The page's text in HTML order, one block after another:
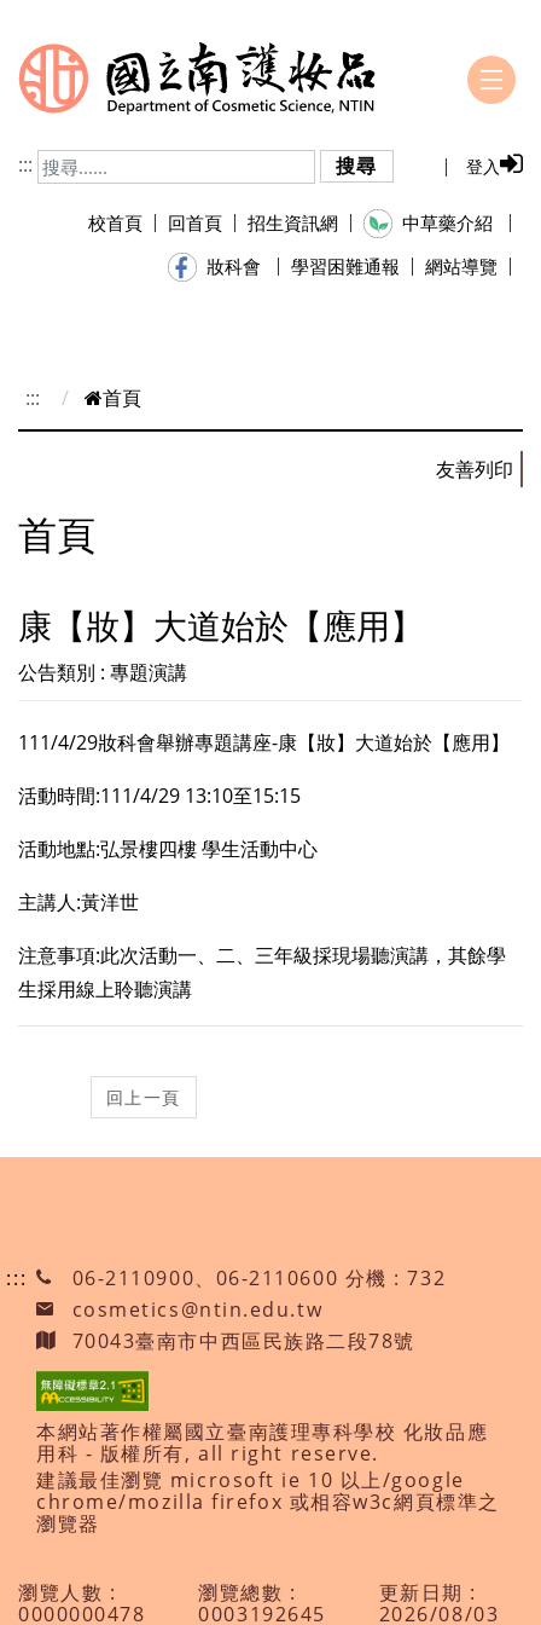
跳到主要內容
::: 搜尋 登入
校首頁 回首頁 招生資訊網
中草藥介紹
妝科會
學習困難通報 網站導覽
::: 首頁
首頁
康【妝】大道始於【應用】
公告類別 : 專題演講
111/4/29妝科會舉辦專題講座-康【妝】大道始於【應用】
活動時間:111/4/29 13:10至15:15
活動地點:弘景樓四樓 學生活動中心
主講人:黃洋世
注意事項:此次活動一、二、三年級採現場聽演講，其餘學
生採用線上聆聽演講
:::
06-2110900、06-2110600 分機 : 732
cosmetics@ntin.edu.tw
70043臺南市中西區民族路二段78號
本網站著作權屬國立臺南護理專科學校 化妝品應
用科 - 版權所有, all right reserve.
建議最佳瀏覽 microsoft ie 10 以上/google
chrome/mozilla firefox 或相容w3c網頁標準之
瀏覽器
瀏覽人數 :
0000000478
瀏覽總數 :
0003192645
更新日期 :
2026/08/03